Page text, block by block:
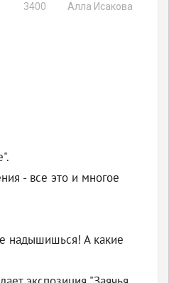
Алла Исакова
3400
- все это и многое
надышишься! А какие